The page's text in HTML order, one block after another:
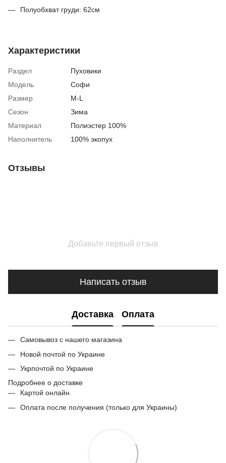
Полуобхват груди: 62см
Характеристики
Раздел
Пуховики
Модель
Софи
Размер
M-L
Сезон
Зима
Материал
Полиэстер 100%
Наполнитель
100% экопух
Отзывы
Добавьте первый отзыв
Написать отзыв
Доставка Оплата
Самовывоз с нашего магазина
Новой почтой по Украине
Укрпочтой по Украине
Подробнее о доставке
Картой онлайн
Оплата после получения (только для Украины)